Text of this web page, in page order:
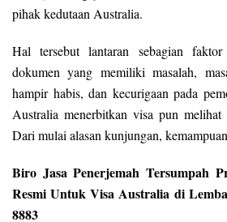
pihak kedutaan Australia.
Hal tersebut lantaran sebagian faktor
dokumen yang memiliki masalah,
hampir habis, dan kecurigaan pada
Australia menerbitkan visa pun melihat
Dari mulai alasan kunjungan,
Biro Jasa Penerjemah Tersumpah
Resmi Untuk Visa Australia di
8883